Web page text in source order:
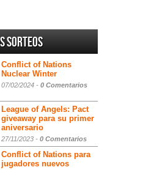
sorteos
Conflict of Nations
Nuclear Winter
07/02/2024 - 0 Comentarios
League of Angels: Pact
giveaway para su primer
aniversario
27/11/2023 - 0 Comentarios
Conflict of Nations para
jugadores nuevos